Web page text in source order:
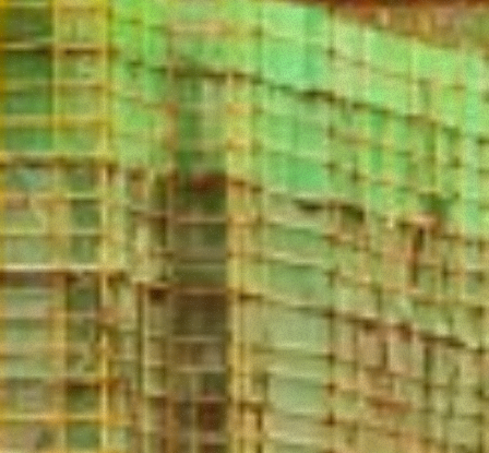
Consenso Dettagli Informazioni sui cookie
Questo sito web utilizza i cookie
“Questo sito web utilizza i cookie Il sito utilizza cookies al
fine di fornire annunci pubblicitari e contenuti
personalizzati. Cliccando sul tasto "RIFIUTA" o sulla "X"
il banner verrà chiuso e non verranno inviati cookies al di
fuori di quelli tecnici. Cliccando su "ACCETTA TUTTI"
saranno automaticamente accettati tutti i cookie di prima
o terza parte presenti sul sito, i quali saranno in ogni